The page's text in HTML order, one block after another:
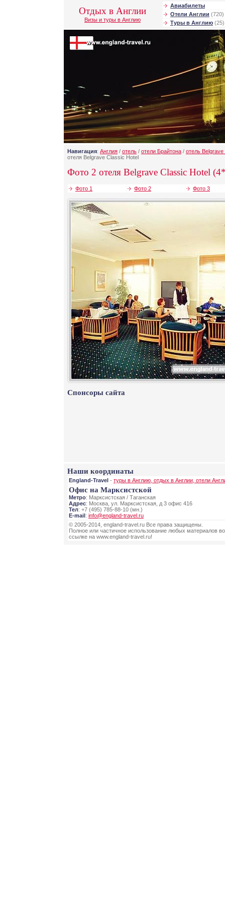
Отдых в Англии
Визы и туры в Англию
Авиабилеты
Отели Англии (720)
Туры в Англию (25)
Навигация: Англия / отель / отели Брайтона / отель
отеля Belgrave Classic Hotel
Фото 2 отеля Belgrave Classic Hotel
Фото 1 Фото 2 Фото 3
Спонсоры сайта
Наши координаты
England-Travel - туры в Англию, отдых в Англии, отели
Офис на Марксистской
Метро: Марксистская / Таганская
Адрес: Москва, ул. Марксистская, д 3 офис 416
Тел: +7 (495) 785-88-10 (мн.)
E-mail: info@england-travel.ru
© 2005-2014, england-travel.ru Все права защищены.
Полное или частичное использование любых материалов
ссылке на www.england-travel.ru!